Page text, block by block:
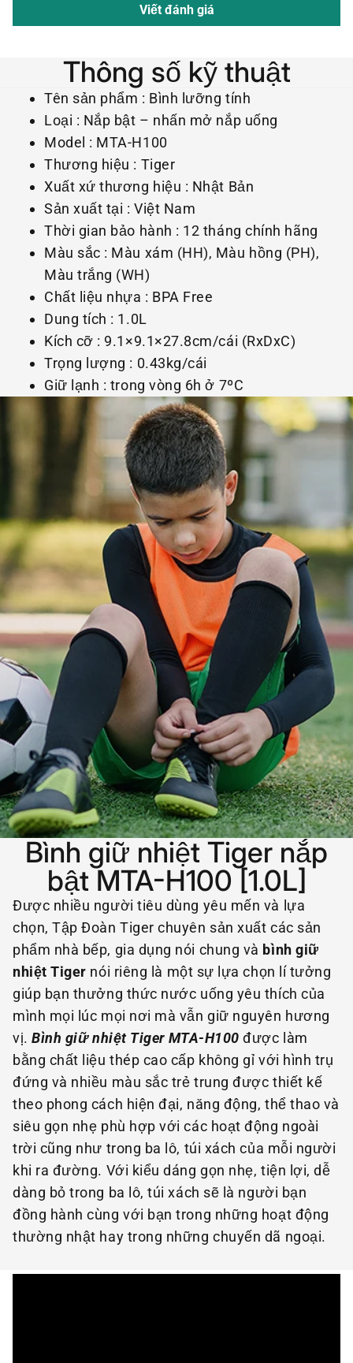
Viết đánh giá
Thông số kỹ thuật
Tên sản phẩm : Bình lưỡng tính
Loại : Nắp bật – nhấn mở nắp uống
Model : MTA-H100
Thương hiệu : Tiger
Xuất xứ thương hiệu : Nhật Bản
Sản xuất tại : Việt Nam
Thời gian bảo hành : 12 tháng chính hãng
Màu sắc : Màu xám (HH), Màu hồng (PH),
Màu trắng (WH)
Chất liệu nhựa : BPA Free
Dung tích : 1.0L
Kích cỡ : 9.1×9.1×27.8cm/cái (RxDxC)
Trọng lượng : 0.43kg/cái
Giữ lạnh : trong vòng 6h ở 7ºC
Bình giữ nhiệt Tiger nắp
bật MTA-H100 [1.0L]
Được nhiều người tiêu dùng yêu mến và lựa
chọn, Tập Đoàn Tiger chuyên sản xuất các sản
phẩm nhà bếp, gia dụng nói chung và bình giữ
nhiệt Tiger nói riêng là một sự lựa chọn lí tưởng
giúp bạn thưởng thức nước uống yêu thích của
mình mọi lúc mọi nơi mà vẫn giữ nguyên hương
vị.Bình giữ nhiệt Tiger MTA-H100 được làm
bằng chất liệu thép cao cấp không gỉ với hình trụ
đứng và nhiều màu sắc trẻ trung được thiết kế
theo phong cách hiện đại, năng động, thể thao và
siêu gọn nhẹ phù hợp với các hoạt động ngoài
trời cũng như trong ba lô, túi xách của mỗi người
khi ra đường. Với kiểu dáng gọn nhẹ, tiện lợi, dễ
dàng bỏ trong ba lô, túi xách sẽ là người bạn
đồng hành cùng với bạn trong những hoạt động
thường nhật hay trong những chuyến dã ngoại.